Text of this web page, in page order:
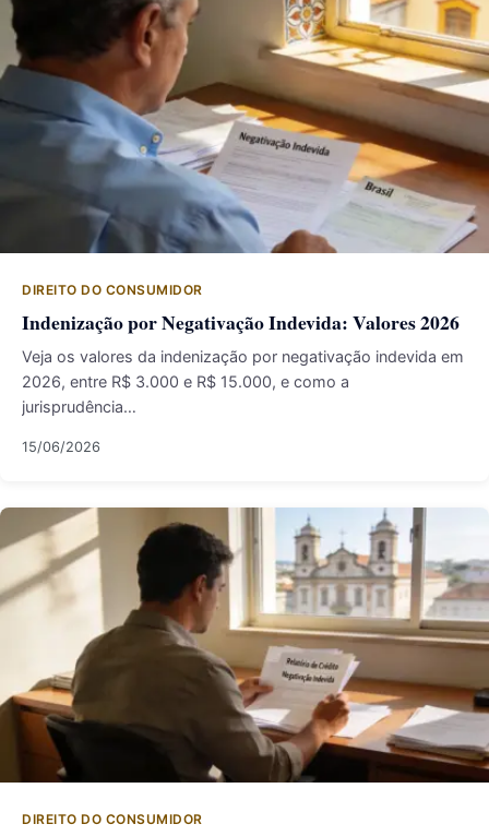
DIREITO DO CONSUMIDOR
Indenização por Negativação Indevida: Valores 2026
Veja os valores da indenização por negativação indevida em
2026, entre R$ 3.000 e R$ 15.000, e como a
jurisprudência…
15/06/2026
DIREITO DO CONSUMIDOR